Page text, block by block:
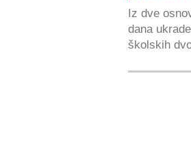
Iz dve
dana
školskih